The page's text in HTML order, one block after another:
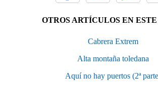
OTROS ARTÍCULOS EN
Cabrera Extrem
Alta montaña toledana
Aquí no hay puertos (2ª